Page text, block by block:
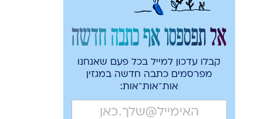
אל תפספסו אף כתבה חדשה
קבלו עדכון למייל בכל פעם שאנחנו
מפרסמים כתבה חדשה במגזין
אות־אות־אות: